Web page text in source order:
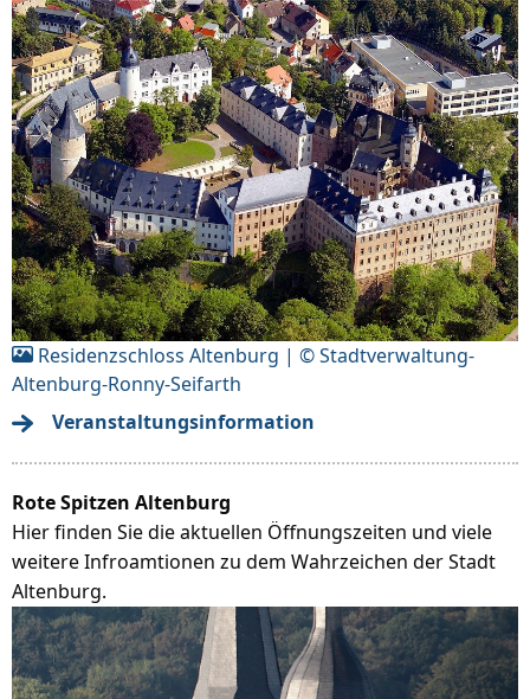
Residenzschloss Altenburg | © Stadtverwaltung-
Altenburg-Ronny-Seifarth
Veranstaltungsinformation
Rote Spitzen Altenburg
Hier finden Sie die aktuellen Öffnungszeiten und viele
weitere Infroamtionen zu dem Wahrzeichen der Stadt
Altenburg.